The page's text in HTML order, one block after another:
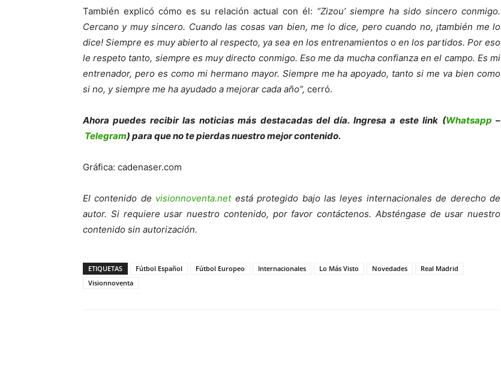
También explicó cómo es su relación actual con él: “Zizou’ siempre ha sido sincero conmigo.
Cercano y muy sincero. Cuando las cosas van bien, me lo dice, pero cuando no, ¡también me lo
dice! Siempre es muy abierto al respecto, ya sea en los entrenamientos o en los partidos. Por eso
le respeto tanto, siempre es muy directo conmigo. Eso me da mucha confianza en el campo. Es mi
entrenador, pero es como mi hermano mayor. Siempre me ha apoyado, tanto si me va bien como
si no, y siempre me ha ayudado a mejorar cada año”, cerró.
Ahora puedes recibir las noticias más destacadas del día. Ingresa a este link (Whatsapp –
Telegram) para que no te pierdas nuestro mejor contenido.
Gráfica: cadenaser.com
El contenido de visionnoventa.netestá protegido bajo las leyes internacionales de derecho de
autor. Si requiere usar nuestro contenido, por favor contáctenos. Absténgase de usar nuestro
contenido sin autorización.
ETIQUETAS Fútbol Español Fútbol Europeo Internacionales Lo Más Visto Novedades
Real Madrid
Visionnoventa